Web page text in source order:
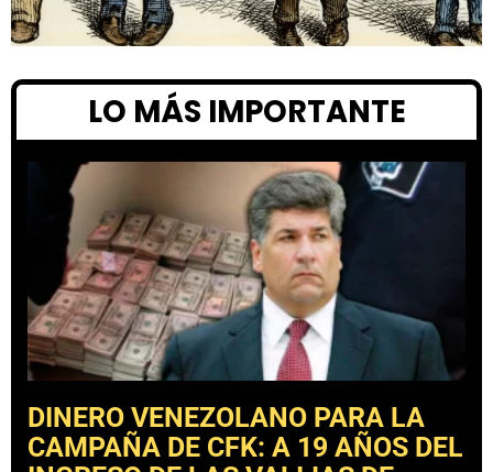
LO MÁS IMPORTANTE
DINERO VENEZOLANO PARA LA
CAMPAÑA DE CFK: A 19 AÑOS DEL